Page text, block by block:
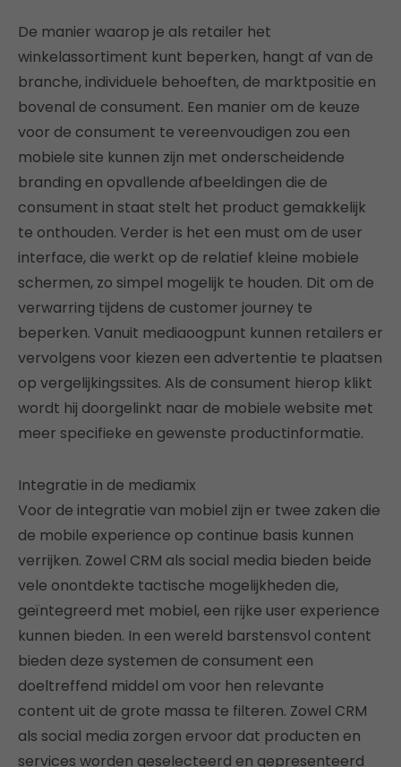
De manier waarop je als retailer het
winkelassortiment kunt beperken, hangt af van de
branche, individuele behoeften, de marktpositie en
bovenal de consument. Een manier om de keuze
voor de consument te vereenvoudigen zou een
mobiele site kunnen zijn met onderscheidende
branding en opvallende afbeeldingen die de
consument in staat stelt het product gemakkelijk
te onthouden. Verder is het een must om de user
interface, die werkt op de relatief kleine mobiele
schermen, zo simpel mogelijk te houden. Dit om de
verwarring tijdens de customer journey te
beperken. Vanuit mediaoogpunt kunnen retailers er
vervolgens voor kiezen een advertentie te plaatsen
op vergelijkingssites. Als de consument hierop klikt
wordt hij doorgelinkt naar de mobiele website met
meer specifieke en gewenste productinformatie.
Integratie in de mediamix
Voor de integratie van mobiel zijn er twee zaken die
de mobile experience op continue basis kunnen
verrijken. Zowel CRM als social media bieden beide
vele onontdekte tactische mogelijkheden die,
geïntegreerd met mobiel, een rijke user experience
kunnen bieden. In een wereld barstensvol content
bieden deze systemen de consument een
doeltreffend middel om voor hen relevante
content uit de grote massa te filteren. Zowel CRM
als social media zorgen ervoor dat producten en
services worden geselecteerd en gepresenteerd